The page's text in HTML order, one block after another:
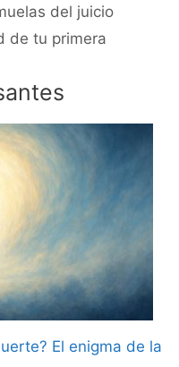
del juicio
de tu primera
El enigma de la